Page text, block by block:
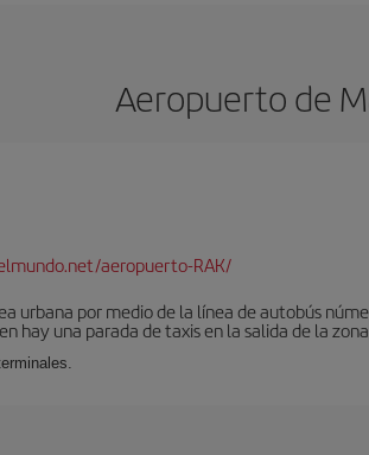
Aeropuerto de
aeropuerto-RAK/
urbana por medio de la línea de autobús
hay una parada de taxis en la salida de la